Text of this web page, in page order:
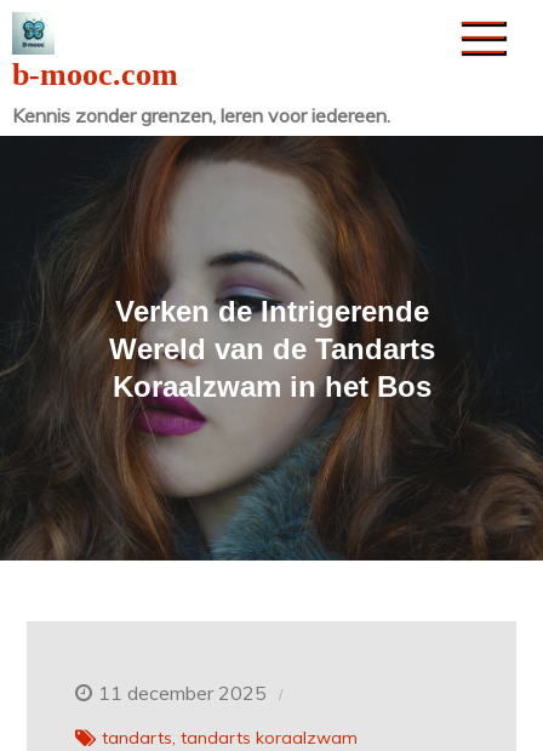
Naar
de
inhoud
gaan
b-mooc.com
Kennis zonder grenzen, leren voor iedereen.
Verken de Intrigerende
Wereld van de Tandarts
Koraalzwam in het Bos
11 december 2025
tandarts tandarts koraalzwam